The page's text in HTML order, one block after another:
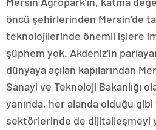
öncü şehirlerinden Mersin’de
teknolojilerinde önemli işlere
şüphem yok. Akdeniz’in
dünyaya açılan kapılarından
Sanayi ve Teknoloji Bakanlığı
yanında, her alanda olduğu gibi
sektörlerinde de dijitalleşmeyi